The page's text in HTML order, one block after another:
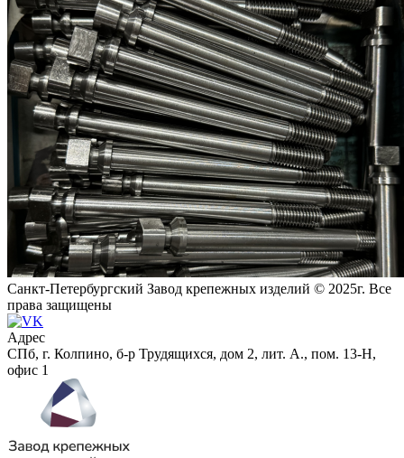
Санкт-Петербургский Завод крепежных изделий © 2025г. Все
права защищены
Адрес
СПб, г. Колпино, б-р Трудящихся, дом 2, лит. А., пом. 13-Н,
офис 1